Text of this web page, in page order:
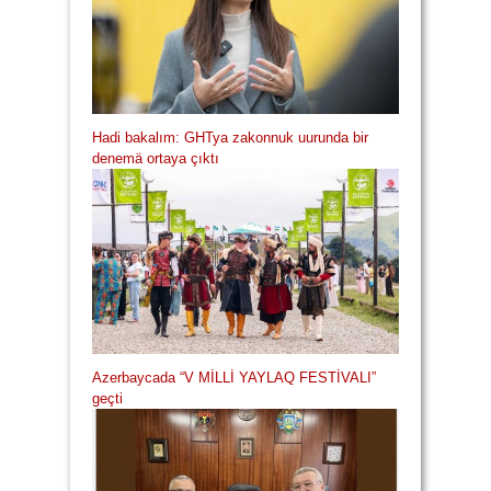
Hadi bakalım: GHTya zakonnuk uurunda bir
denemä ortaya çıktı
Azerbaycada “V MİLLİ YAYLAQ FESTİVALI”
geçti